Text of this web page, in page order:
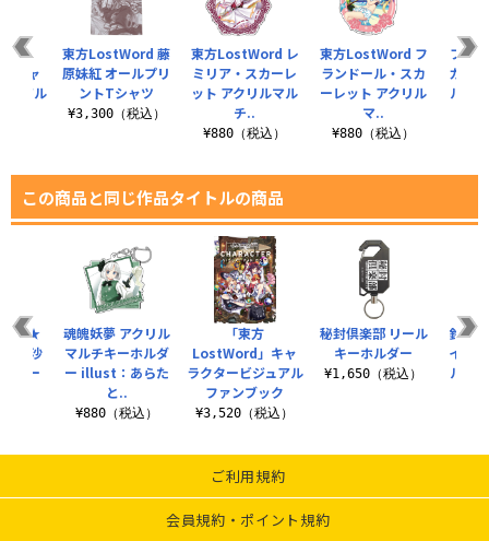
東方LostWord レ
ミリア・スカーレ
ット アクリルマル
チ..
¥880（税込）
東方LostWord フ
ランドール・スカ
ーレット アクリル
マ..
¥880（税込）
フラ
カー
ルマ
キャ
ュアル
東方LostWord 藤
原妹紅 オールプリ
ントTシャツ
¥3,300（税込）
この商品と同じ作品タイトルの商品
「東方
LostWord」キャ
ラクタービジュアル
ファンブック
¥3,520（税込）
秘封倶楽部 リール
キーホルダー
¥1,650（税込）
鈴仙
イナ
ルチ
き★
理沙
ルー
魂魄妖夢 アクリル
マルチキーホルダ
ー illust：あらた
と..
¥880（税込）
ご利用規約
会員規約・ポイント規約